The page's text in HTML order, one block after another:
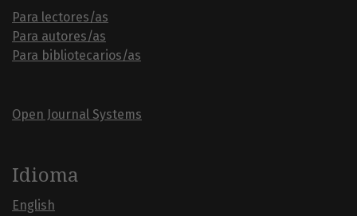
Para lectores/as
Para autores/as
Para bibliotecarios/as
Open Journal Systems
Idioma
English